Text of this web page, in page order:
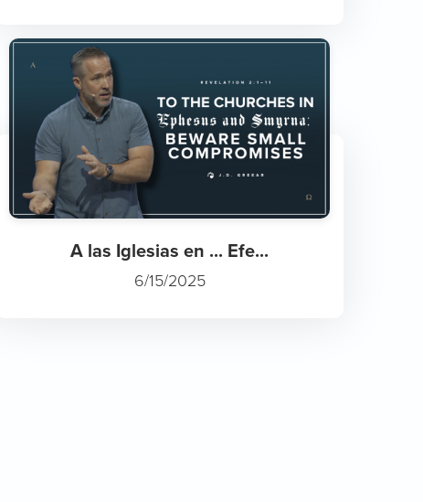
A las Iglesias en ... Efe...
6/15/2025